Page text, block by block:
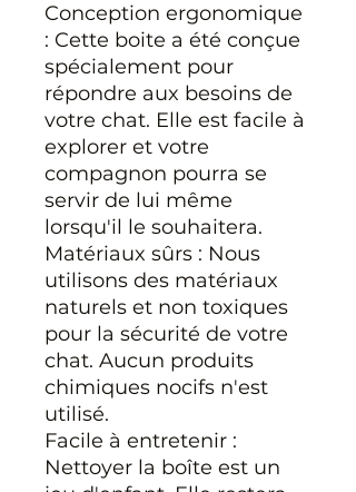
Conception ergonomique
: Cette boite a été conçue
spécialement pour
répondre aux besoins de
votre chat. Elle est facile à
explorer et votre
compagnon pourra se
servir de lui même
lorsqu'il le souhaitera.
Matériaux sûrs : Nous
utilisons des matériaux
naturels et non toxiques
pour la sécurité de votre
chat. Aucun produits
chimiques nocifs n'est
utilisé.
Facile à entretenir :
Nettoyer la boîte est un